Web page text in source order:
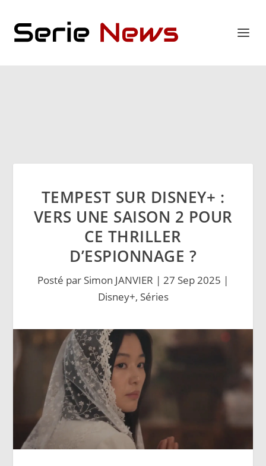
TEMPEST SUR DISNEY+ :
VERS UNE SAISON 2 POUR
CE THRILLER
D’ESPIONNAGE ?
Posté par Simon JANVIER | 27 Sep 2025 |
Disney+, Séries